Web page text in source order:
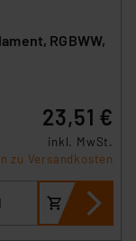
RGBWW,
23,51 €
inkl. MwSt.
zu Versandkosten